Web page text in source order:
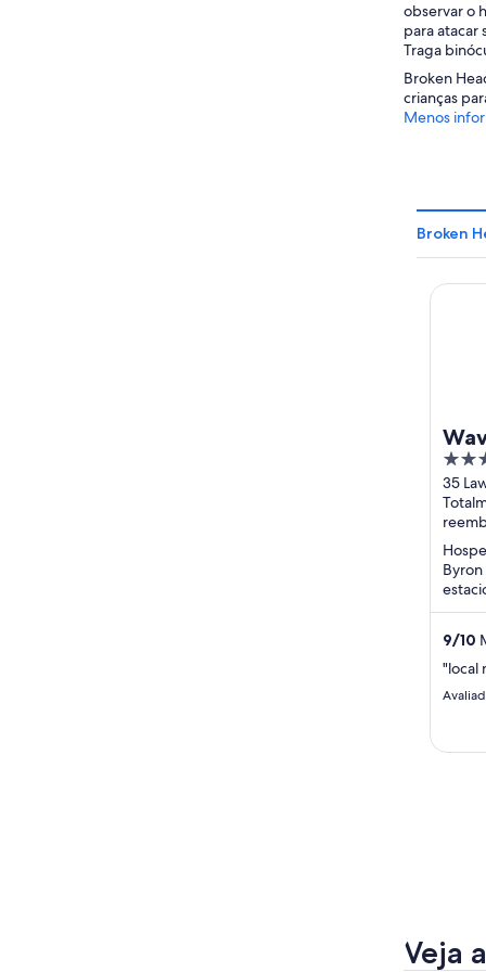
observar o
para atacar
Traga
Broken
crianças
Menos
Broken
4.5
out
of
5
35
Byron
de
9/10
"local
Veja